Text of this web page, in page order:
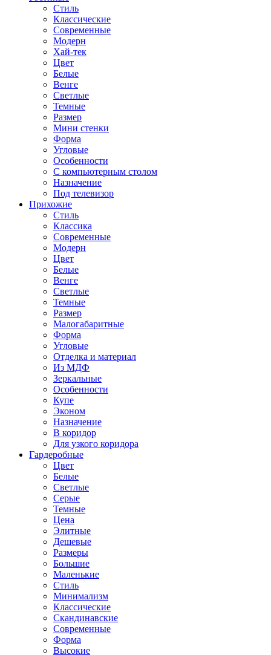
Стиль
Классические
Современные
Модерн
Хай-тек
Цвет
Белые
Венге
Светлые
Темные
Размер
Мини стенки
Форма
Угловые
Особенности
С компьютерным столом
Назначение
Под телевизор
Прихожие
Стиль
Классика
Современные
Модерн
Цвет
Белые
Венге
Светлые
Темные
Размер
Малогабаритные
Форма
Угловые
Отделка и материал
Из МДФ
Зеркальные
Особенности
Купе
Эконом
Назначение
В коридор
Для узкого коридора
Гардеробные
Цвет
Белые
Светлые
Серые
Темные
Цена
Элитные
Дешевые
Размеры
Большие
Маленькие
Стиль
Минимализм
Классические
Скандинавские
Современные
Форма
Высокие